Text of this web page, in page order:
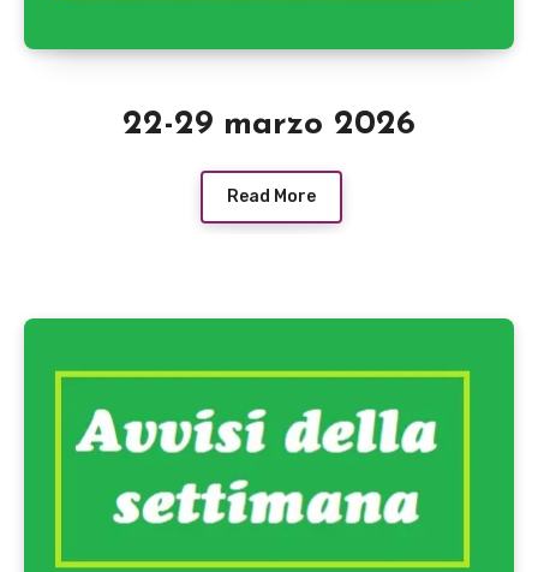
22-29 marzo 2026
Read More